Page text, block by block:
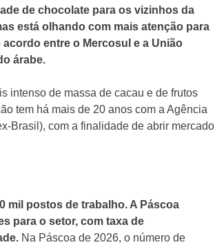
de chocolate para os vizinhos da
está olhando com mais atenção para
entre o Mercosul e a União
árabe.
intenso de massa de cacau e de frutos
tem há mais de 20 anos com a Agência
Brasil), com a finalidade de abrir mercado
mil postos de trabalho. A Páscoa
para o setor, com taxa de
Na Páscoa de 2026, o número de